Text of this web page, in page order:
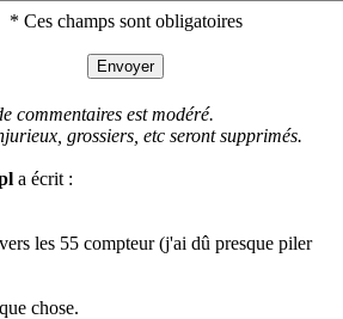
* Ces champs sont obligatoires
commentaires est modéré.
grossiers, etc seront supprimés.
a écrit :
les 55 compteur (j'ai dû presque piler
chose.